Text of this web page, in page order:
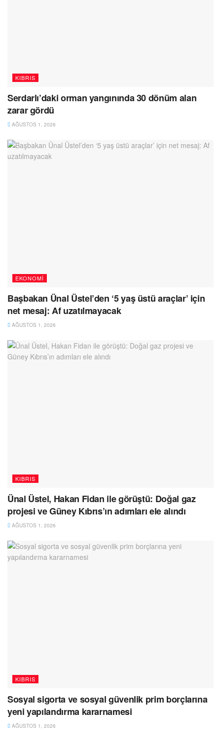
KIBRIS
Serdarlı’daki orman yangınında 30 dönüm alan
zarar gördü
AĞUSTOS 1, 2026
EKONOMI
Başbakan Ünal Üstel’den ‘5 yaş üstü araçlar’ için
net mesaj: Af uzatılmayacak
AĞUSTOS 1, 2026
KIBRIS
Ünal Üstel, Hakan Fidan ile görüştü: Doğal gaz
projesi ve Güney Kıbrıs’ın adımları ele alındı
AĞUSTOS 1, 2026
KIBRIS
Sosyal sigorta ve sosyal güvenlik prim borçlarına
yeni yapılandırma kararnamesi
AĞUSTOS 1, 2026